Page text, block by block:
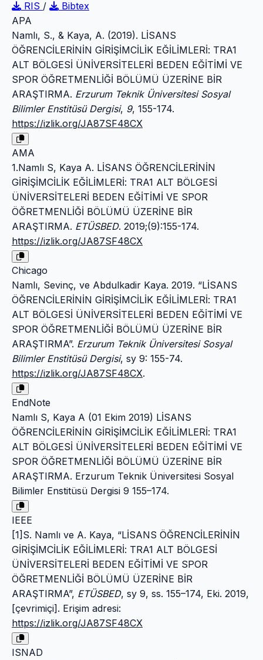
RIS /
Bibtex
APA
Namlı, S., & Kaya, A. (2019). LİSANS
ÖĞRENCİLERİNİN GİRİŞİMCİLİK EĞİLİMLERİ: TRA1
ALT BÖLGESİ ÜNİVERSİTELERİ BEDEN EĞİTİMİ VE
SPOR ÖĞRETMENLİĞİ BÖLÜMÜ ÜZERİNE BİR
ARAŞTIRMA. Erzurum Teknik Üniversitesi Sosyal
Bilimler Enstitüsü Dergisi, 9, 155-174.
https://izlik.org/JA87SF48CX
AMA
1.Namlı S, Kaya A. LİSANS ÖĞRENCİLERİNİN
GİRİŞİMCİLİK EĞİLİMLERİ: TRA1 ALT BÖLGESİ
ÜNİVERSİTELERİ BEDEN EĞİTİMİ VE SPOR
ÖĞRETMENLİĞİ BÖLÜMÜ ÜZERİNE BİR
ARAŞTIRMA. ETÜSBED. 2019;(9):155-174.
https://izlik.org/JA87SF48CX
Chicago
Namlı, Sevinç, ve Abdulkadir Kaya. 2019. “LİSANS
ÖĞRENCİLERİNİN GİRİŞİMCİLİK EĞİLİMLERİ: TRA1
ALT BÖLGESİ ÜNİVERSİTELERİ BEDEN EĞİTİMİ VE
SPOR ÖĞRETMENLİĞİ BÖLÜMÜ ÜZERİNE BİR
ARAŞTIRMA”. Erzurum Teknik Üniversitesi Sosyal
Bilimler Enstitüsü Dergisi, sy 9: 155-74.
https://izlik.org/JA87SF48CX.
EndNote
Namlı S, Kaya A (01 Ekim 2019) LİSANS
ÖĞRENCİLERİNİN GİRİŞİMCİLİK EĞİLİMLERİ: TRA1
ALT BÖLGESİ ÜNİVERSİTELERİ BEDEN EĞİTİMİ VE
SPOR ÖĞRETMENLİĞİ BÖLÜMÜ ÜZERİNE BİR
ARAŞTIRMA. Erzurum Teknik Üniversitesi Sosyal
Bilimler Enstitüsü Dergisi 9 155–174.
IEEE
[1]S. Namlı ve A. Kaya, “LİSANS ÖĞRENCİLERİNİN
GİRİŞİMCİLİK EĞİLİMLERİ: TRA1 ALT BÖLGESİ
ÜNİVERSİTELERİ BEDEN EĞİTİMİ VE SPOR
ÖĞRETMENLİĞİ BÖLÜMÜ ÜZERİNE BİR
ARAŞTIRMA”, ETÜSBED, sy 9, ss. 155–174, Eki. 2019,
[çevrimiçi]. Erişim adresi:
https://izlik.org/JA87SF48CX
ISNAD